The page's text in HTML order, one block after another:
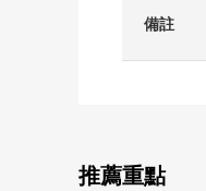
備註
推薦重點